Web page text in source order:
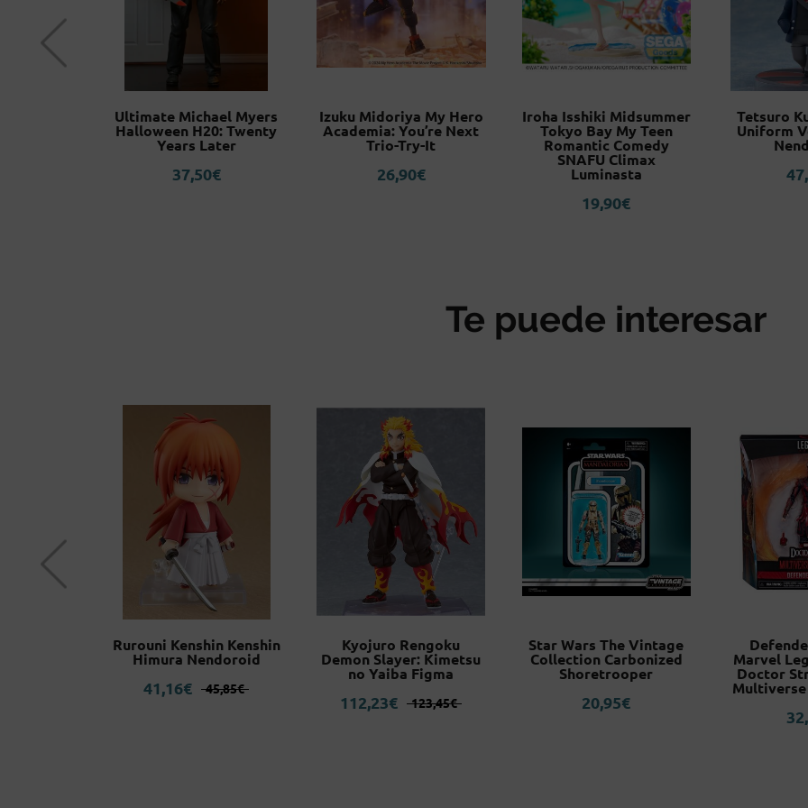
Ultimate Michael Myers
Halloween H20: Twenty
Years Later
37,50€
Izuku Midoriya My Hero
Academia: You’re Next
Trio-Try-It
26,90€
Iroha Isshiki Midsummer
Tokyo Bay My Teen
Romantic Comedy
SNAFU Climax
Luminasta
19,90€
Tetsuro
Uniform
Te puede interesar
Rurouni Kenshin Kenshin
Himura Nendoroid
45,85€
El
41,16€ El
Kyojuro Rengoku
Demon Slayer: Kimetsu
no Yaiba Figma
123,45€
El
112,23€ El
Star Wars The Vintage
Collection Carbonized
Shoretrooper
20,95€
Marvel
Doctor
Multiverse